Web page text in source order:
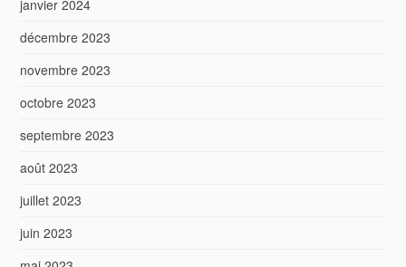
janvier 2024
décembre 2023
novembre 2023
octobre 2023
septembre 2023
août 2023
juillet 2023
juin 2023